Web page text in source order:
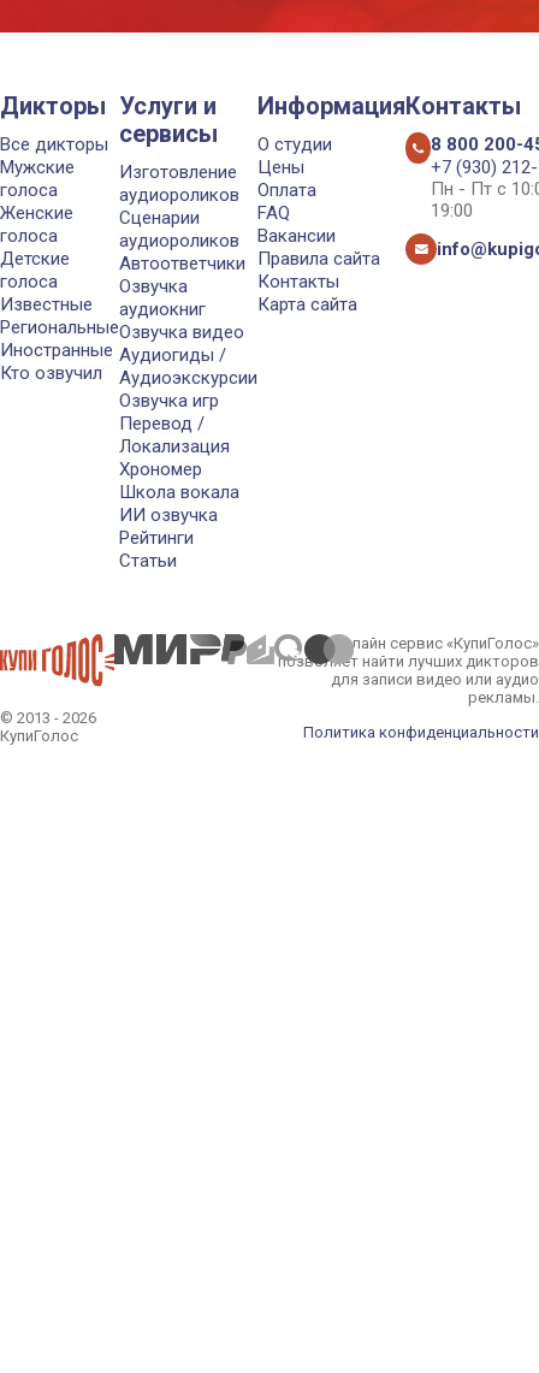
Дикторы
Все дикторы
Мужские
голоса
Женские
голоса
Детские
голоса
Известные
Региональные
Иностранные
Кто озвучил
Услуги и
сервисы
Изготовление
аудиороликов
Сценарии
аудиороликов
Автоответчики
Озвучка
аудиокниг
Озвучка видео
Аудиогиды /
Аудиоэкскурсии
Озвучка игр
Перевод /
Локализация
Хрономер
Школа вокала
ИИ озвучка
Рейтинги
Статьи
Информация
О студии
Цены
Оплата
FAQ
Вакансии
Правила сайта
Контакты
Карта сайта
Контакты
8 800 200-
+7 (930)
Пн - Пт с
19:00
© 2013 - 2026
КупиГолос
Онлайн сервис «КупиГолос»
позволяет найти лучших дикторов
для записи видео или аудио
рекламы.
Политика конфиденциальности